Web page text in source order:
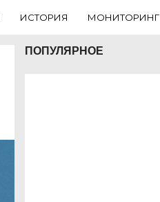
ИСТОРИЯ МОНИТОРИНГ
ПОПУЛЯРНОЕ